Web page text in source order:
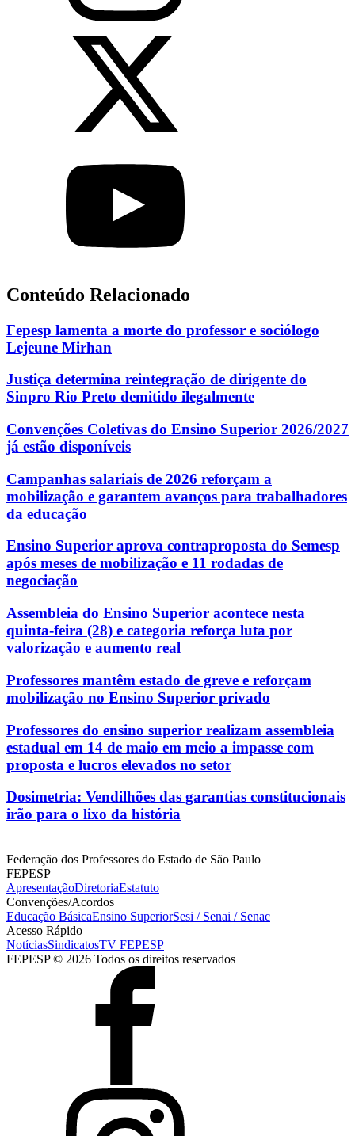
Conteúdo Relacionado
Fepesp lamenta a morte do professor e sociólogo
Lejeune Mirhan
Justiça determina reintegração de dirigente do
Sinpro Rio Preto demitido ilegalmente
Convenções Coletivas do Ensino Superior 2026/2027
já estão disponíveis
Campanhas salariais de 2026 reforçam a
mobilização e garantem avanços para trabalhadores
da educação
Ensino Superior aprova contraproposta do Semesp
após meses de mobilização e 11 rodadas de
negociação
Assembleia do Ensino Superior acontece nesta
quinta-feira (28) e categoria reforça luta por
valorização e aumento real
Professores mantêm estado de greve e reforçam
mobilização no Ensino Superior privado
Professores do ensino superior realizam assembleia
estadual em 14 de maio em meio a impasse com
proposta e lucros elevados no setor
Dosimetria: Vendilhões das garantias constitucionais
irão para o lixo da história
Federação dos Professores do Estado de São Paulo
FEPESP
ApresentaçãoDiretoriaEstatuto
Convenções/Acordos
Educação BásicaEnsino SuperiorSesi / Senai / Senac
Acesso Rápido
NotíciasSindicatosTV FEPESP
FEPESP © 2026 Todos os direitos reservados